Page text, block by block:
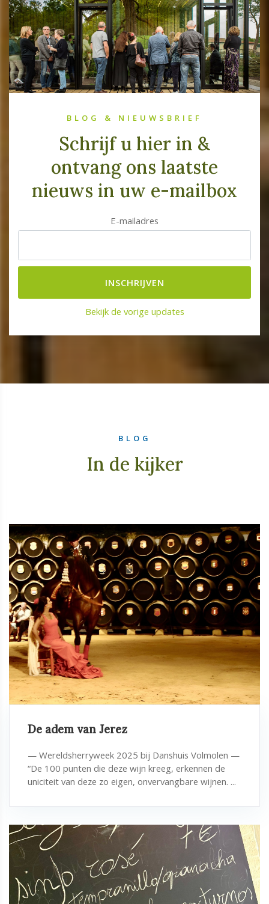
BLOG & NIEUWSBRIEF
Schrijf u hier in &
ontvang ons laatste
nieuws in uw e-mailbox
E-mailadres
Bekijk de vorige updates
BLOG
In de kijker
De adem van Jerez
— Wereldsherryweek 2025 bij Danshuis Volmolen —
“De 100 punten die deze wijn kreeg, erkennen de
uniciteit van deze zo eigen, onvervangbare wijnen. ...